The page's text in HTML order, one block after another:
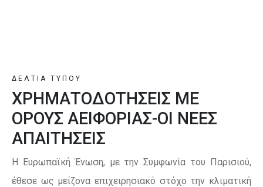
ΔΕΛΤΙΑ ΤΥΠΟΥ
ΧΡΗΜΑΤΟΔΟΤΗΣΕΙΣ ΜΕ
ΟΡΟΥΣ ΑΕΙΦΟΡΙΑΣ-ΟΙ ΝΕΕΣ
ΑΠΑΙΤΗΣΕΙΣ
Η Ευρωπαϊκή Ένωση, με την Συμφωνία του Παρισιού,
έθεσε ως μείζονα επιχειρησιακό στόχο την κλιματική